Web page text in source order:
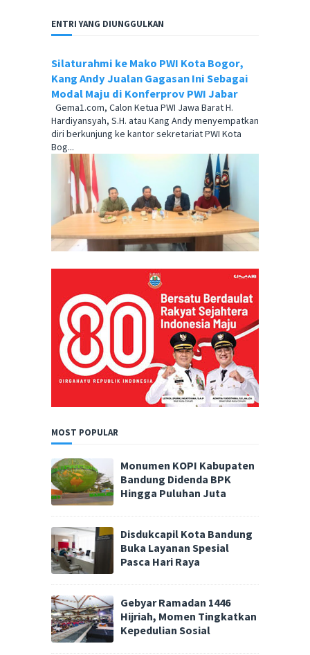
ENTRI YANG DIUNGGULKAN
Silaturahmi ke Mako PWI Kota Bogor,
Kang Andy Jualan Gagasan Ini Sebagai
Modal Maju di Konferprov PWI Jabar
Gema1.com, Calon Ketua PWI Jawa Barat H.
Hardiyansyah, S.H. atau Kang Andy menyempatkan
diri berkunjung ke kantor sekretariat PWI Kota
Bog...
MOST POPULAR
Monumen KOPI Kabupaten
Bandung Didenda BPK
Hingga Puluhan Juta
Disdukcapil Kota Bandung
Buka Layanan Spesial
Pasca Hari Raya
Gebyar Ramadan 1446
Hijriah, Momen Tingkatkan
Kepedulian Sosial